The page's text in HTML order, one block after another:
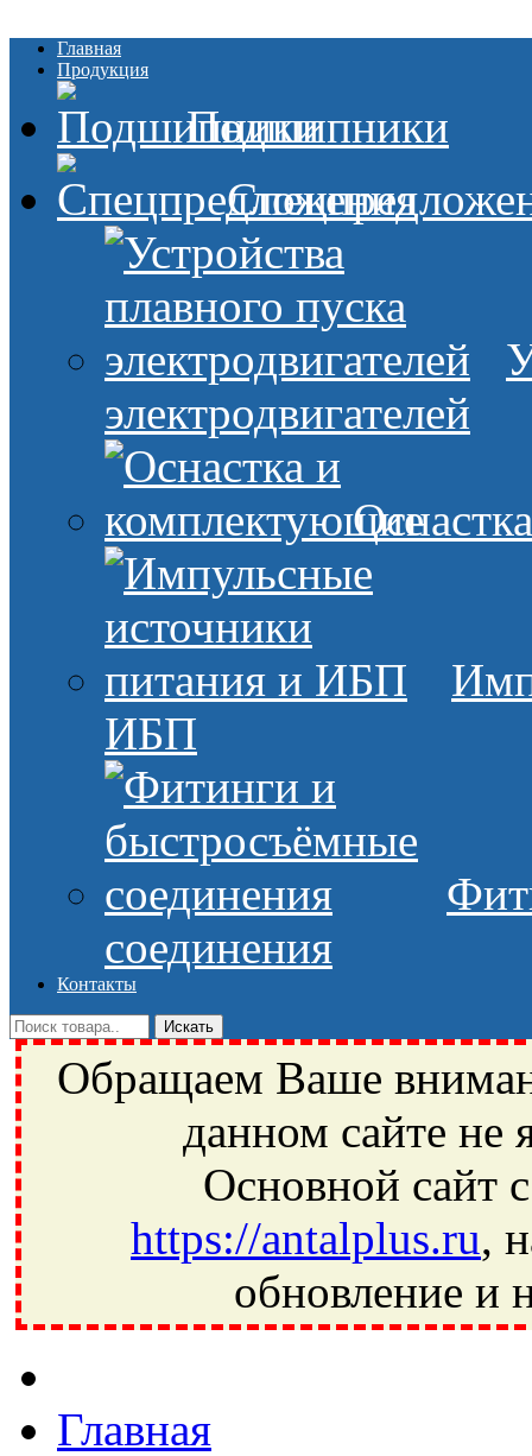
Главная
Продукция
Подшипники
электродвигателей
ИБП
соединения
Контакты
Обращаем Ваше
данном сайте не
Основной сайт
https://antalplus.ru,
обновление и
Ивантеевка, подшипники, пневматика, метизы, техника,
Главная